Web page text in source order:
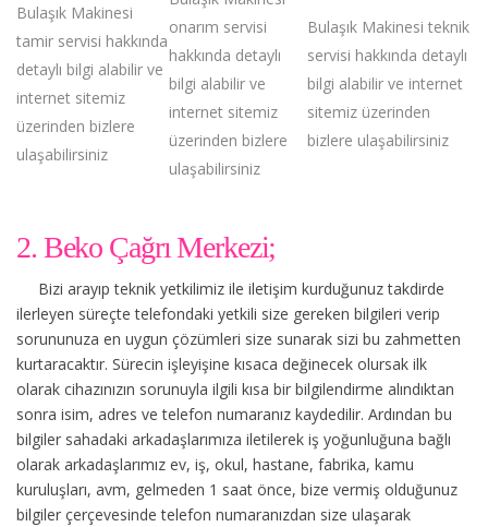
Bulaşık Makinesi
tamir servisi hakkında
detaylı bilgi alabilir ve
internet sitemiz
üzerinden bizlere
ulaşabilirsiniz
onarım servisi
hakkında detaylı
bilgi alabilir ve
internet sitemiz
üzerinden bizlere
ulaşabilirsiniz
Bulaşık Makinesi teknik
servisi hakkında detaylı
bilgi alabilir ve internet
sitemiz üzerinden
bizlere ulaşabilirsiniz
2. Beko Çağrı Merkezi;
Bizi arayıp teknik yetkilimiz ile iletişim kurduğunuz takdirde
ilerleyen süreçte telefondaki yetkili size gereken bilgileri verip
sorununuza en uygun çözümleri size sunarak sizi bu zahmetten
kurtaracaktır. Sürecin işleyişine kısaca değinecek olursak ilk
olarak cihazınızın sorunuyla ilgili kısa bir bilgilendirme alındıktan
sonra isim, adres ve telefon numaranız kaydedilir. Ardından bu
bilgiler sahadaki arkadaşlarımıza iletilerek iş yoğunluğuna bağlı
olarak arkadaşlarımız ev, iş, okul, hastane, fabrika, kamu
kuruluşları, avm, gelmeden 1 saat önce, bize vermiş olduğunuz
bilgiler çerçevesinde telefon numaranızdan size ulaşarak